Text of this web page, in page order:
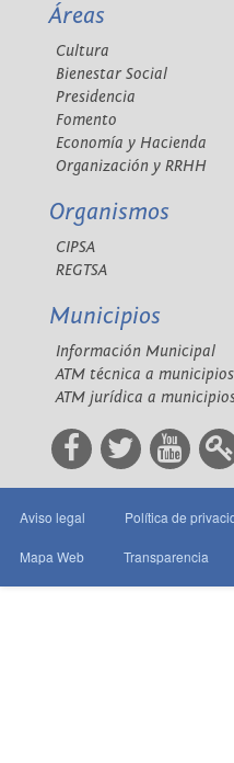
Áreas
Cultura
Bienestar Social
Presidencia
Fomento
Economía y Hacienda
Organización y RRHH
Organismos
CIPSA
REGTSA
Municipios
Información Municipal
ATM técnica a municipios
ATM jurídica a
Aviso legal Política de
Mapa Web Transparencia